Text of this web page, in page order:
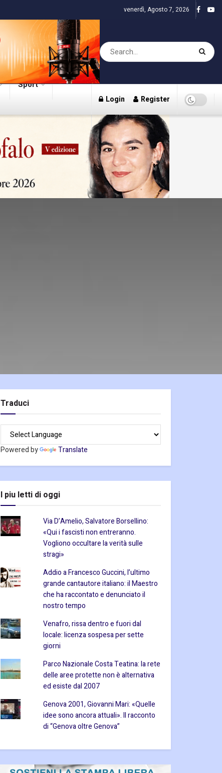
venerdì, Agosto 7, 2026
Sport
Login Register
Traduci
Powered by Translate
I piu letti di oggi
Via D’Amelio, Salvatore Borsellino:
«Qui i fascisti non entreranno.
Vogliono occultare la verità sulle
stragi»
Addio a Francesco Guccini, l’ultimo
grande cantautore italiano: il Maestro
che ha raccontato e denunciato il
nostro tempo
Venafro, rissa dentro e fuori dal
locale: licenza sospesa per sette
giorni
Parco Nazionale Costa Teatina: la rete
delle aree protette non è alternativa
ed esiste dal 2007
Genova 2001, Giovanni Mari: «Quelle
idee sono ancora attuali». Il racconto
di “Genova oltre Genova”